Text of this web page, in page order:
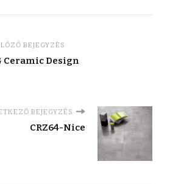
BEJEGYZÉS
Ceramic Design
BEJEGYZÉS
CRZ64-Nice